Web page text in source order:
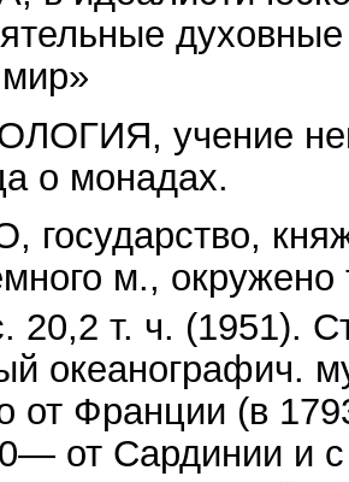
учение
о монадах.
м.,
20,2 т. ч. (1951).
океанографич.
от Франции (в
от Сардинии и